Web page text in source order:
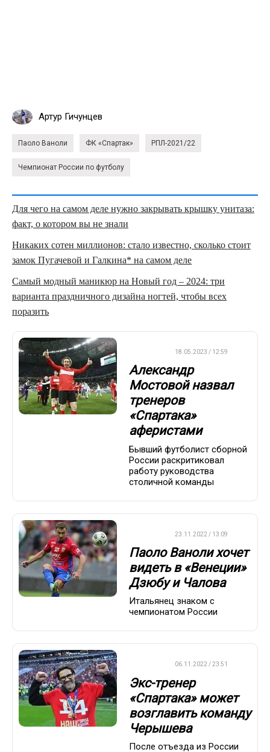
Артур Гичунцев
Паоло Ваноли ФК «Спартак» РПЛ-2021/22
Чемпионат России по футболу
Для чего на самом деле нужно закрывать крышку унитаза:
факт, о котором вы не знали
Никаких сотен миллионов: стало известно, сколько стоит
замок Пугачевой и Галкина* на самом деле
Самый модный маникюр на Новый год – 2024: три
варианта праздничного дизайна ногтей, чтобы всех
поразить
18.05.2023 / 12:59
Александр
Мостовой назвал
тренеров
«Спартака»
аферистами
Бывший футболист сборной
России раскритиковал
работу руководства
столичной команды
23.11.2022 / 13:09
Паоло Ваноли хочет
видеть в «Венеции»
Дзюбу и Чалова
Итальянец знаком с
чемпионатом России
06.11.2022 / 23:51
Экс-тренер
«Спартака» может
возглавить команду
Черышева
После отъезда из России